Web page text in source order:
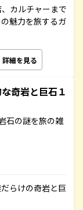
カルチャーまで
魅力を旅するガ
詳細を見る
奇岩と巨石１
石の謎を旅の雑
らけの奇岩と巨